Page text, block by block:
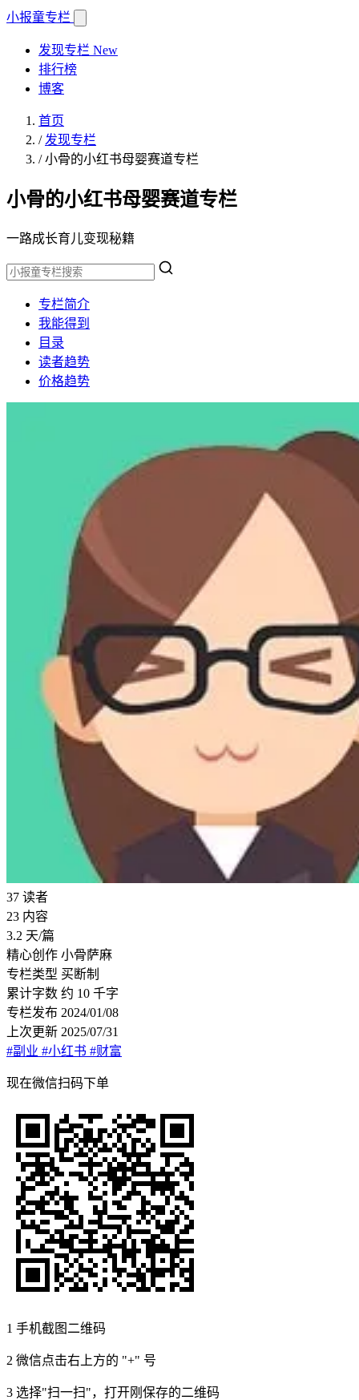
小报童专栏
发现专栏 New
排行榜
博客
首页
/ 发现专栏
/小骨的小红书母婴赛道专栏
小骨的小红书母婴赛道专栏
一路成长育儿变现秘籍
专栏简介
我能得到
目录
读者趋势
价格趋势
37 读者
23 内容
3.2 天/篇
精心创作 小骨萨麻
专栏类型 买断制
累计字数 约 10 千字
专栏发布 2024/01/08
上次更新 2025/07/31
#副业 #小红书 #财富
现在微信扫码下单
1 手机截图二维码
2 微信点击右上方的 "+" 号
3 选择"扫一扫"，打开刚保存的二维码